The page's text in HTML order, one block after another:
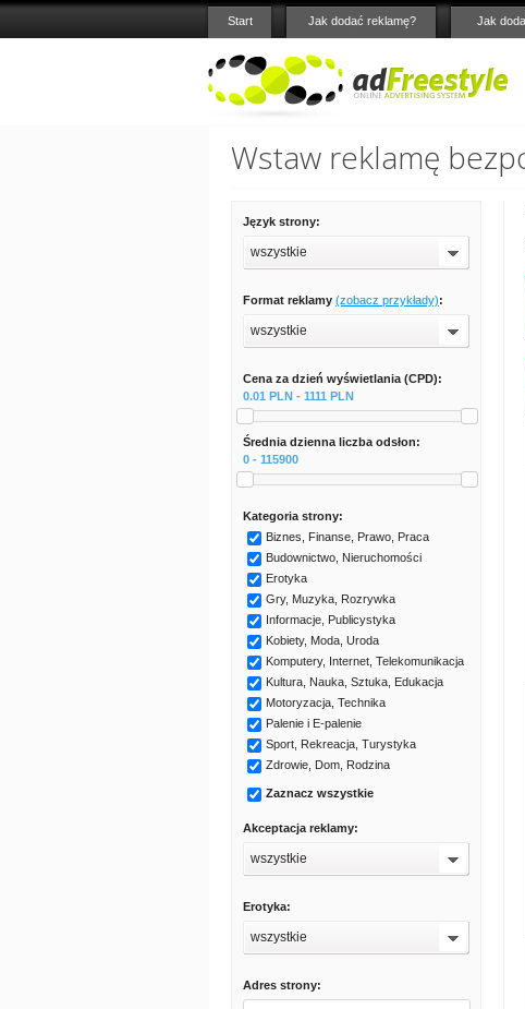
Start Jak dodać reklamę? Jak
Wstaw reklamę
Język strony:
wszystkie
Format reklamy (zobacz przykłady):
wszystkie
Cena za dzień wyświetlania (CPD):
0.01 PLN - 1111 PLN
Średnia dzienna liczba odsłon:
0 - 115900
Kategoria strony:
Biznes, Finanse, Prawo, Praca
Budownictwo, Nieruchomości
Erotyka
Gry, Muzyka, Rozrywka
Informacje, Publicystyka
Kobiety, Moda, Uroda
Komputery, Internet, Telekomunikacja
Kultura, Nauka, Sztuka, Edukacja
Motoryzacja, Technika
Palenie i E-palenie
Sport, Rekreacja, Turystyka
Zdrowie, Dom, Rodzina
Zaznacz wszystkie
Akceptacja reklamy:
wszystkie
Erotyka:
wszystkie
Adres strony: